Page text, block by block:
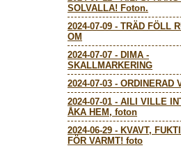
SOLVALLA! Foton.
2024-07-09 - TRÄD FÖLL
OM
2024-07-07 - DIMA -
SKALLMARKERING
2024-07-03 - ORDINERAD
2024-07-01 - AILI VILLE
ÅKA HEM, foton
2024-06-29 - KVAVT,
FÖR VARMT! foto